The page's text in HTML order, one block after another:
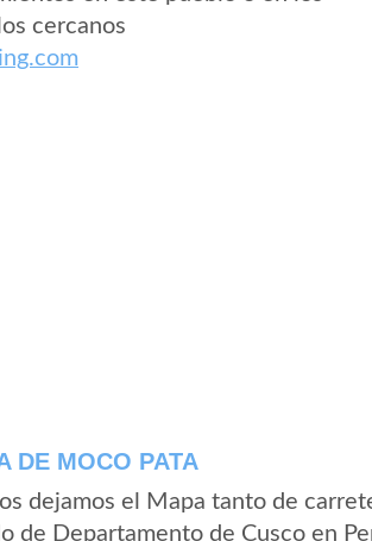
cercanos
DE MOCO PATA
dejamos el Mapa tanto de
de Departamento de Cusco en